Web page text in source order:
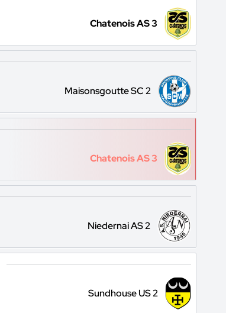
Chatenois AS 3
Maisonsgoutte SC 2
Chatenois AS 3
Niedernai AS 2
Sundhouse US 2